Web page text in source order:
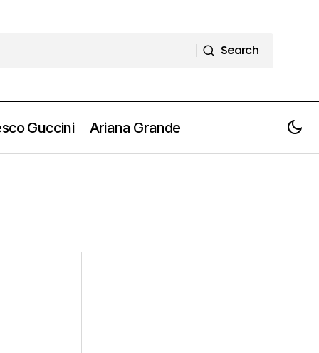
Search
Guccini Ariana Grande